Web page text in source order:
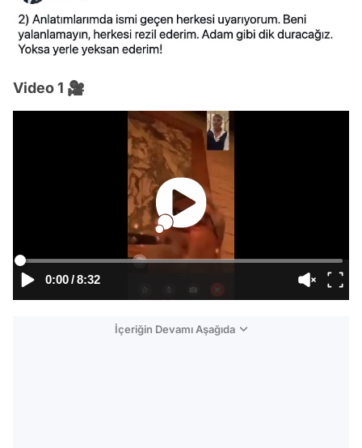
Video 1 🎥
0:00/8:32
İçeriğin Devamı Aşağıda